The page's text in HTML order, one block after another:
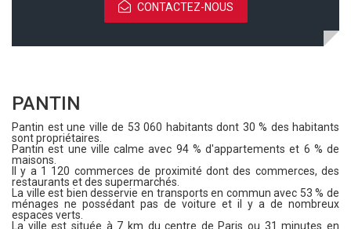
CONTACTEZ-NOUS
PANTIN
Pantin est une ville de 53 060 habitants dont 30 % des habitants
sont propriétaires.
Pantin est une ville calme avec 94 % d'appartements et 6 % de
maisons.
Il y a 1 120 commerces de proximité dont des commerces, des
restaurants et des supermarchés.
La ville est bien desservie en transports en commun avec 53 % de
ménages ne possédant pas de voiture et il y a de nombreux
espaces verts.
La ville est située à 7 km du centre de Paris ou 31 minutes en